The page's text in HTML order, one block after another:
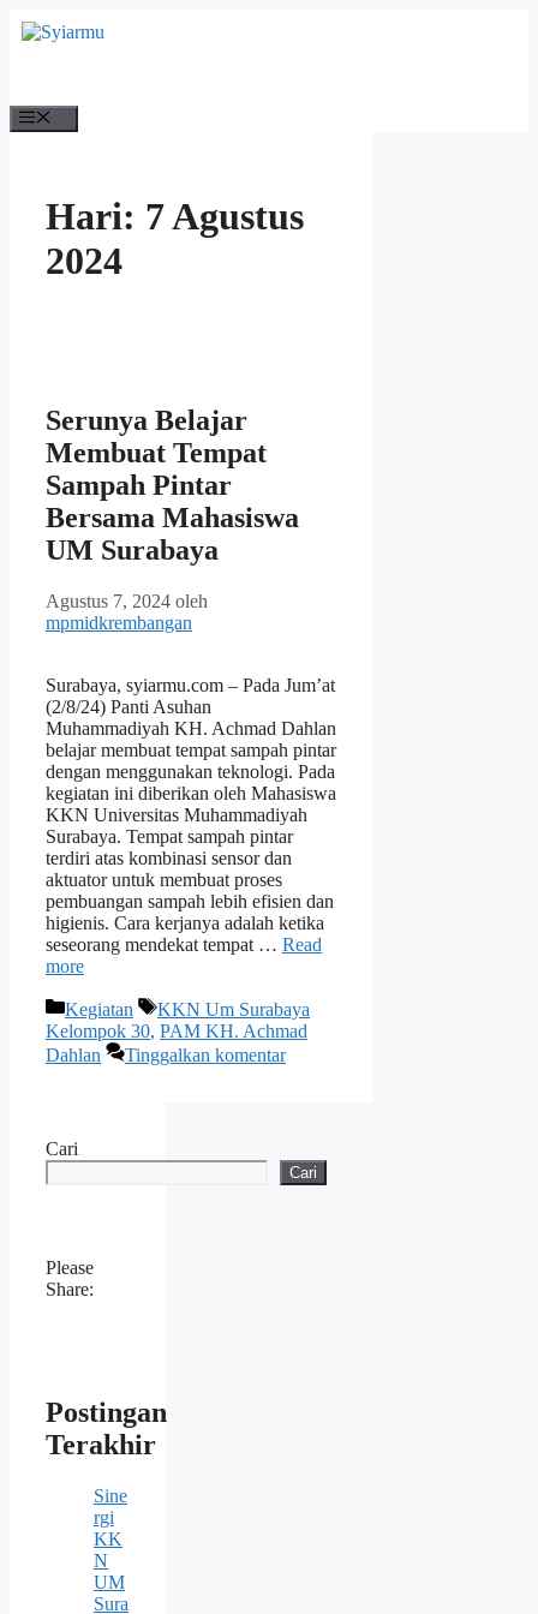
Langsung
ke
Hari: 7 Agustus
2024
Serunya Belajar
Membuat Tempat
Sampah Pintar
Bersama Mahasiswa
UM Surabaya
Agustus 7, 2024 oleh
mpmidkrembangan
Surabaya, syiarmu.com – Pada Jum’at
(2/8/24) Panti Asuhan
Muhammadiyah KH. Achmad Dahlan
belajar membuat tempat sampah pintar
dengan menggunakan teknologi. Pada
kegiatan ini diberikan oleh Mahasiswa
KKN Universitas Muhammadiyah
Surabaya. Tempat sampah pintar
terdiri atas kombinasi sensor dan
aktuator untuk membuat proses
pembuangan sampah lebih efisien dan
higienis. Cara kerjanya adalah ketika
seseorang mendekat tempat … Read
more
Kategori
Kegiatan Tag
KKN Um Surabaya
Kelompok 30, PAM KH. Achmad
Dahlan
Tinggalkan komentar
Cari
Cari
Please
Share:
Postingan
Terakhir
Sine
rgi
KK
N
UM
Sura